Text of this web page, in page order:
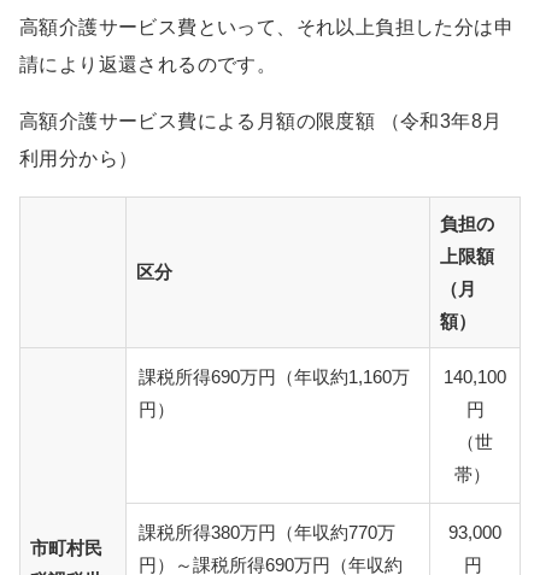
高額介護サービス費といって、それ以上負担した分は申
請により返還されるのです。
高額介護サービス費による月額の限度額 （令和3年8月
利用分から）
区分
負担の
上限額
（月
額）
市町村民
課税所得690万円（年収約1,160万
円）
140,100
円
（世
帯）
課税所得380万円（年収約770万
円）～課税所得690万円（年収約
93,000
円